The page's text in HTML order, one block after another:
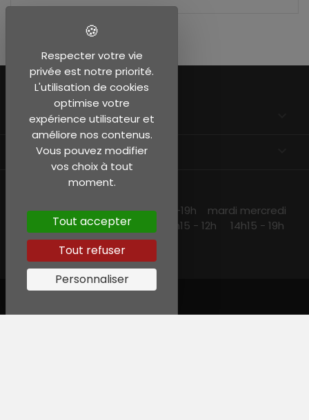
EN SAVOIR PLUS
INFORMATIONS
NOS HORAIRES
lundi et jeudi 10h15 -13h30 14h30 -19h mardi mercredi
et vendredi 10h15-19h samedi 10h15 - 12h 14h15 - 19h
Respecter votre vie
privée est notre priorité.
L'utilisation de cookies
optimise votre
expérience utilisateur et
améliore nos contenus.
Vous pouvez modifier
vos choix à tout
moment.
Tout accepter
Tout refuser
Personnaliser